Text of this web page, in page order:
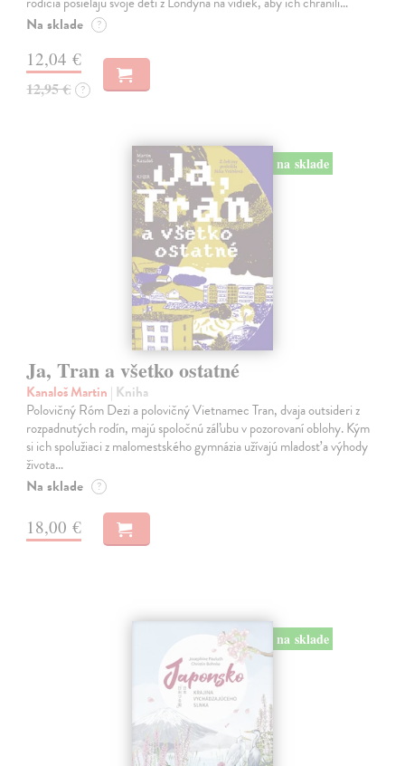
Na sklade ?
12,04 €
12,95 € ?
na sklade
Ja, Tran a všetko ostatné
Kanaloš Martin | Kniha
Polovičný Róm Dezi a polovičný Vietnamec Tran, dvaja outsideri z
rozpadnutých rodín, majú spoločnú záľubu v pozorovaní oblohy. Kým
si ich spolužiaci z malomestského gymnázia užívajú mladosť a výhody
života…
Na sklade ?
18,00 €
na sklade